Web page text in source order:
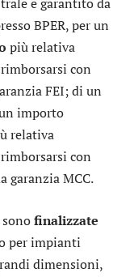
BPER, per un
più relativa
con
FEI; di un
importo
relativa
con
garanzia MCC.
finalizzate
per impianti
dimensioni,